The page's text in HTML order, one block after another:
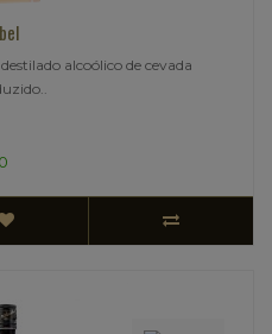
alcoólico de cevada